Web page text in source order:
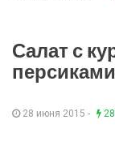
Салат с
28 июня 2015 -